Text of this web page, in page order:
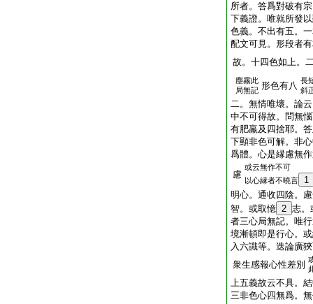
所者。答爲對破有
下義證。唯就所發
色義。不出有五。
配文可見。形段者
故。十四色如上。
塵霧此
局無記 形色有八 長
斜
二。無情唯壞。論
中不可得故。問無
有肥羸及四捨耶。
下顯非色可解。非
爲體。心是縁慮無
慮
或云無作不可
以心縁者不曉言
1
明心。通收四陰。
智。或取憶 2 志。
者三心局無記。唯
境漸頓即是行心。
入六識等。迭論廣
衆生感報心性差別
上五義故云不具。
三非色心四無爲。